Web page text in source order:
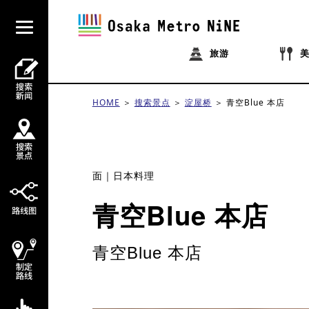
旅游
HOME 搜索景点 淀屋桥 青空Blue 本店
面 日本料理
青空Blue 本店
青空Blue 本店